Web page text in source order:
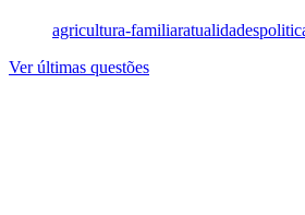
agricultura-familiaratualidades
Ver últimas questões